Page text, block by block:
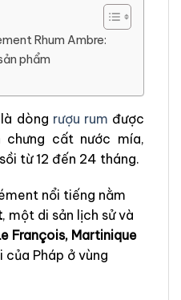
Rhum Ambre:
phẩm
dòng rượu rum được
cất nước mía,
từ 12 đến 24 tháng.
nổi tiếng nằm
, một di sản lịch sử và
François, Martinique
Pháp ở vùng